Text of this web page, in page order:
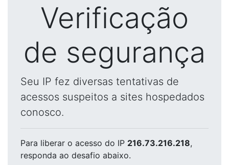
Verificação
de segurança
Seu IP fez diversas tentativas de
acessos suspeitos a sites hospedados
conosco.
Para liberar o acesso do IP 216.73.216.218,
responda ao desafio abaixo.